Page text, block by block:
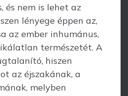
és nem is lehet az
lényege éppen az,
az ember inhumánus,
természetét. A
hiszen
az éjszakának, a
melyben